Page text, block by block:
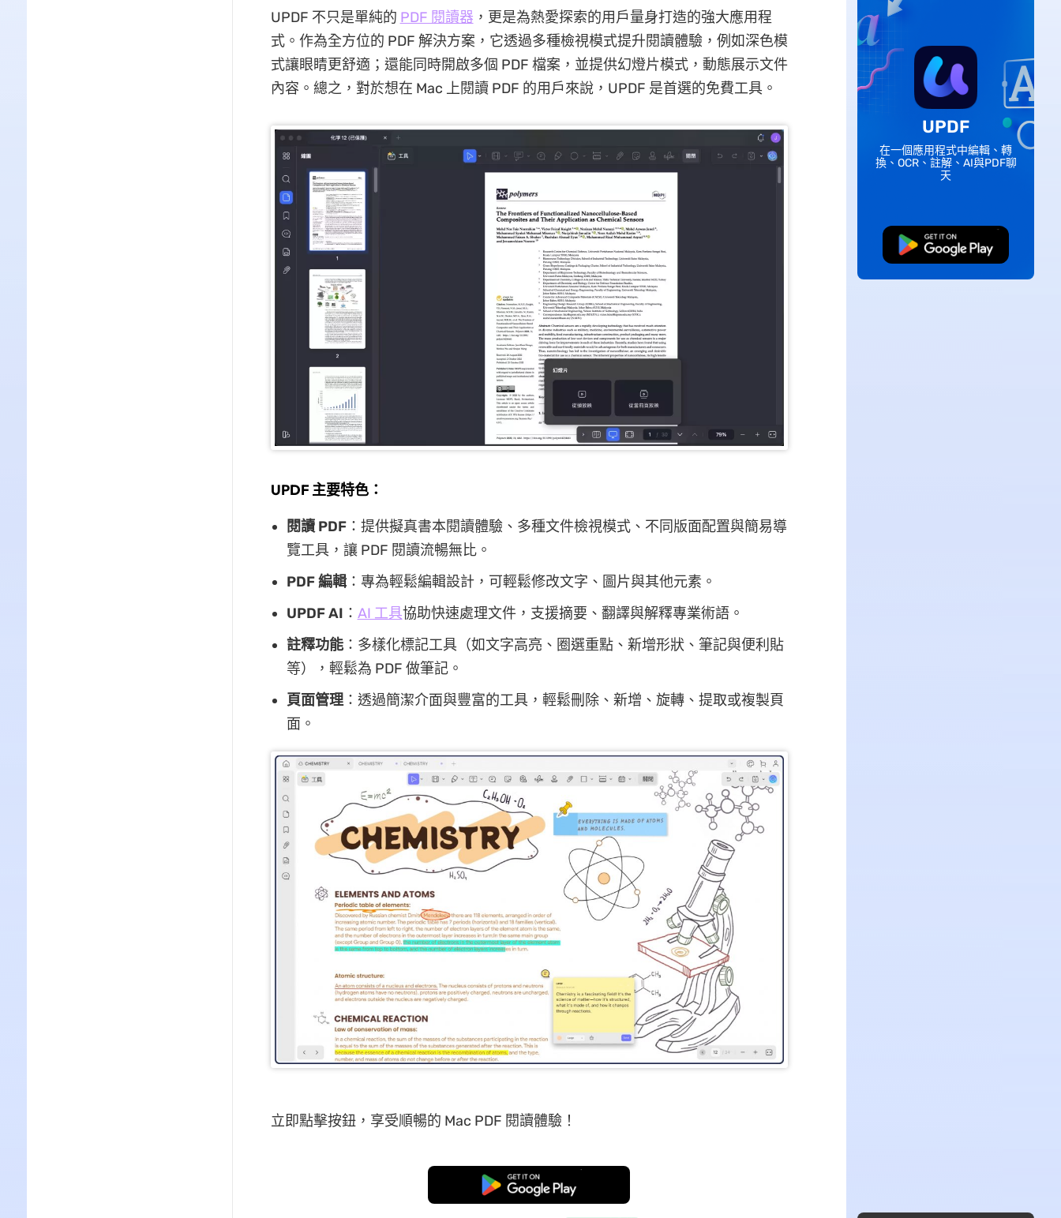
UPDF 不只是單純的 PDF 閱讀器 ，更是為熱愛探索的用戶量身打造的強大應用程
式。作為全方位的 PDF 解決方案，它透過多種檢視模式提升閱讀體驗，例如深色模
式讓眼睛更舒適；還能同時開啟多個 PDF 檔案，並提供幻燈片模式，動態展示文件
內容。總之，對於想在 Mac 上閱讀 PDF 的用戶來說，UPDF 是首選的免費工具。
UPDF 主要特色：
閱讀 PDF：提供擬真書本閱讀體驗、多種文件檢視模式、不同版面配置與簡易導
覽工具，讓 PDF 閱讀流暢無比。
PDF 編輯：專為輕鬆編輯設計，可輕鬆修改文字、圖片與其他元素。
UPDF AI ： AI 工具協助快速處理文件，支援摘要、翻譯與解釋專業術語。
註釋功能：多樣化標記工具（如文字高亮、圈選重點、新增形狀、筆記與便利貼
等），輕鬆為 PDF 做筆記。
頁面管理：透過簡潔介面與豐富的工具，輕鬆刪除、新增、旋轉、提取或複製頁
面。
立即點擊按鈕，享受順暢的 Mac PDF 閱讀體驗！
免費下載
UPDF
在一個應用程式中編輯、轉
換、OCR、註解、AI與PDF聊
天
免費下載